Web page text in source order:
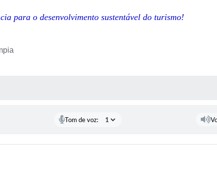
para o desenvolvimento sustentável do turismo!
Tom de voz: